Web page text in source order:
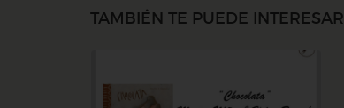
TAMBIÉN TE PUEDE INTERESAR